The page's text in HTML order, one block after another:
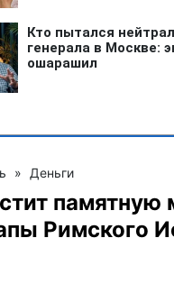
» Деньги
памятную
Римского